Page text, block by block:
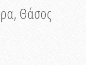
Θάσος